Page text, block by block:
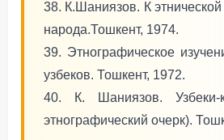
38. К.Шаниязов. К этнической
народа.Тошкент, 1974.
39. Этнографическое
узбеков. Тошкент, 1972.
40. К. Шаниязов. Узбеки-
этнографический очерк).